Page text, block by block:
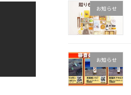
お知らせ
お知らせ